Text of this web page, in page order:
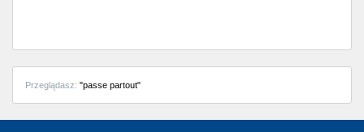
Przeglądasz: "passe partout"